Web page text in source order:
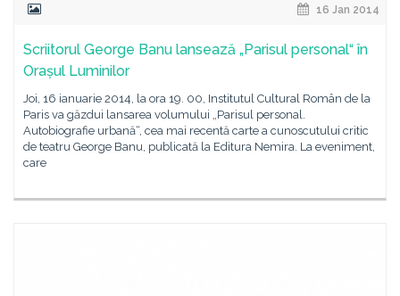
16 Jan 2014
Scriitorul George Banu lansează „Parisul personal“ în
Orașul Luminilor
Joi, 16 ianuarie 2014, la ora 19. 00, Institutul Cultural Român de la
Paris va găzdui lansarea volumului „Parisul personal.
Autobiografie urbană“, cea mai recentă carte a cunoscutului critic
de teatru George Banu, publicată la Editura Nemira. La eveniment,
care